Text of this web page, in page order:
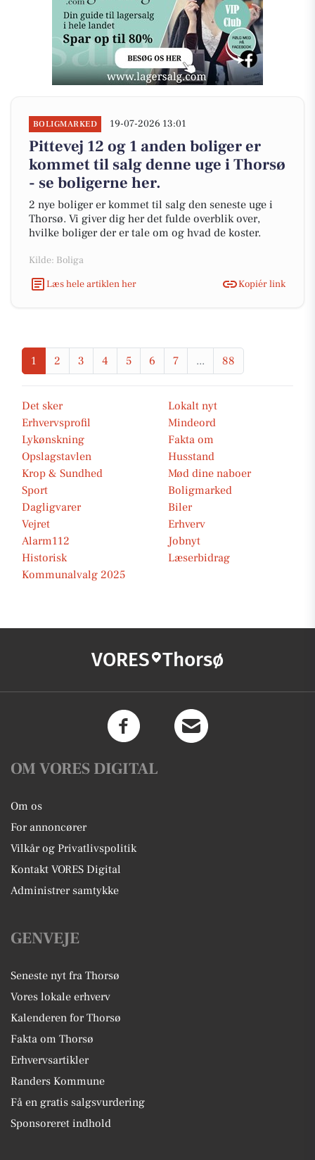
BOLIGMARKED 19-07-2026 13:01
Pittevej 12 og 1 anden boliger er
kommet til salg denne uge i Thorsø
- se boligerne her.
2 nye boliger er kommet til salg den seneste uge i
Thorsø. Vi giver dig her det fulde overblik over,
hvilke boliger der er tale om og hvad de koster.
Kilde: Boliga
Læs hele artiklen her
Kopiér link
1 2 3 4 5 6 7 ... 88
Det sker
Lokalt nyt
Erhvervsprofil
Mindeord
Lykønskning
Fakta om
Opslagstavlen
Husstand
Krop & Sundhed
Mød dine naboer
Sport
Boligmarked
Dagligvarer
Biler
Vejret
Erhverv
Alarm112
Jobnyt
Historisk
Læserbidrag
Kommunalvalg 2025
VORES Thorsø
OM VORES DIGITAL
Om os
For annoncører
Vilkår og Privatlivspolitik
Kontakt VORES Digital
Administrer samtykke
GENVEJE
Seneste nyt fra Thorsø
Vores lokale erhverv
Kalenderen for Thorsø
Fakta om Thorsø
Erhvervsartikler
Randers Kommune
Få en gratis salgsvurdering
Sponsoreret indhold